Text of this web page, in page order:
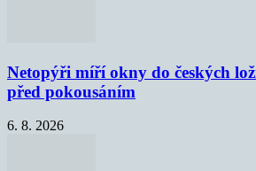
Netopýři míří okny do českých
před pokousáním
6. 8. 2026